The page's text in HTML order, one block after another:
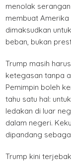
menolak
membuat
dimaksudkan
beban, bukan
Trump masih
ketegasan tanpa
Pemimpin boleh
tahu satu hal:
ledakan di luar
dalam negeri.
dipandang
Trump kini